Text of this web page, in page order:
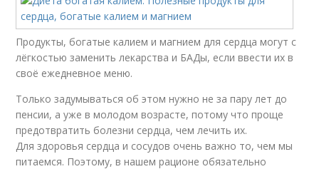
Продукты, богатые калием и магнием для сердца могут с
лёгкостью заменить лекарства и БАДы, если ввести их в
своё ежедневное меню.
Только задумываться об этом нужно не за пару лет до
пенсии, а уже в молодом возрасте, потому что проще
предотвратить болезни сердца, чем лечить их.
Для здоровья сердца и сосудов очень важно то, чем мы
питаемся. Поэтому, в нашем рационе обязательно